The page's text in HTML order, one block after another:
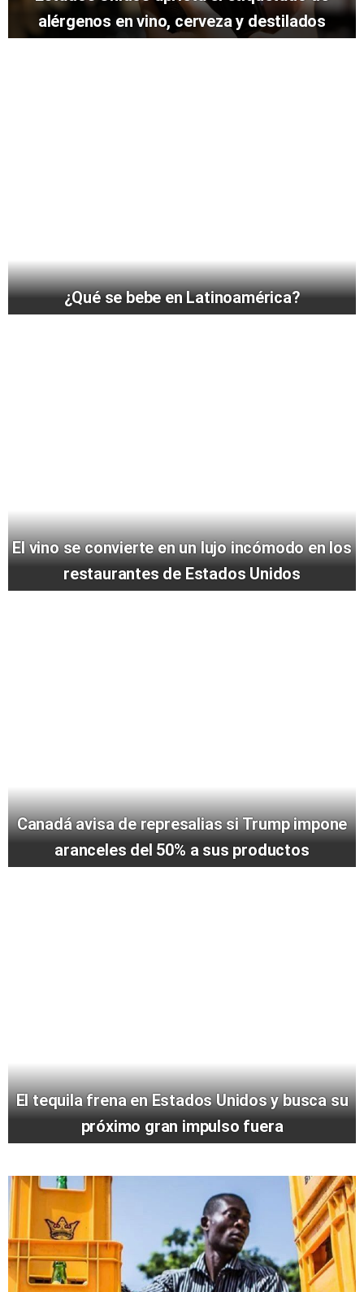
alérgenos en vino, cerveza y destilados
¿Qué se bebe en Latinoamérica?
El vino se convierte en un lujo incómodo en los
restaurantes de Estados Unidos
Canadá avisa de represalias si Trump impone
aranceles del 50% a sus productos
El tequila frena en Estados Unidos y busca su
próximo gran impulso fuera